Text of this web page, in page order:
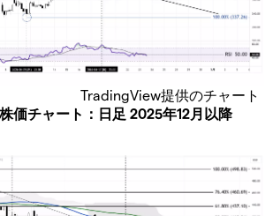
TradingView提供のチャート
価チャート：日足 2025年12月以降